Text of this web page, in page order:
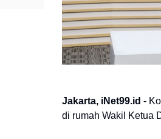
Jakarta, iNet99.id -
di rumah Wakil Ketua